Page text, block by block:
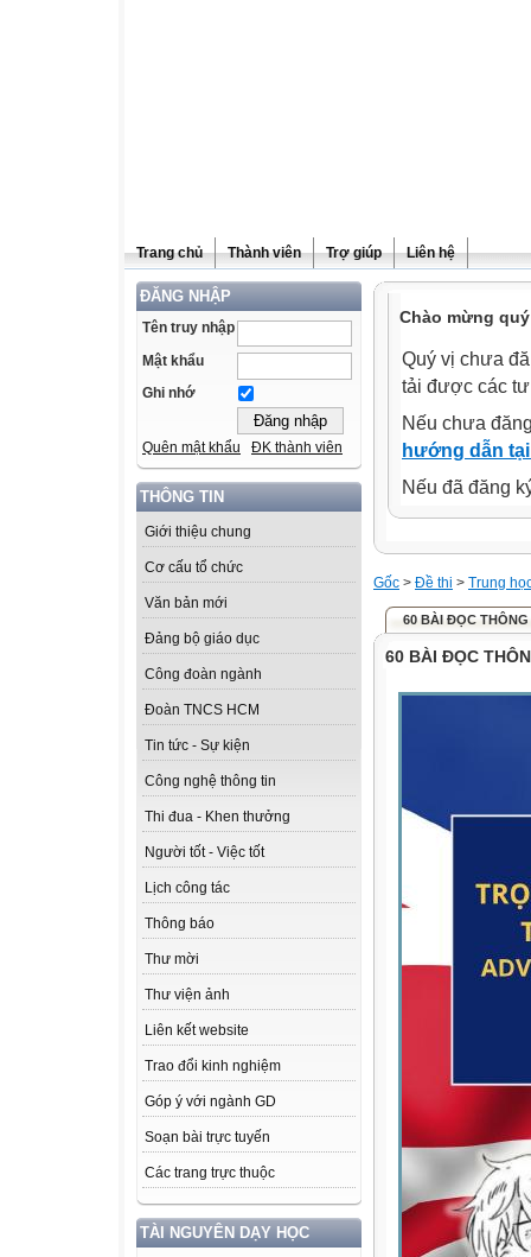
Trang chủ Thành viên Trợ giúp Liên hệ
ĐĂNG NHẬP
Tên truy nhập
Mật khẩu
Ghi nhớ
Quên mật khẩu ĐK thành viên
THÔNG TIN
Giới thiệu chung
Cơ cấu tổ chức
Văn bản mới
Đảng bộ giáo dục
Công đoàn ngành
Đoàn TNCS HCM
Tin tức - Sự kiện
Công nghệ thông tin
Thi đua - Khen thưởng
Người tốt - Việc tốt
Lịch công tác
Thông báo
Thư mời
Thư viện ảnh
Liên kết website
Trao đổi kinh nghiệm
Góp ý với ngành GD
Soạn bài trực tuyến
Các trang trực thuộc
TÀI NGUYÊN DẠY HỌC
Chào mừng
Quý vị chưa
tải được các
Nếu chưa
hướng dẫn
Nếu đã đăng
Gốc > Đề thi > Trung
60 BÀI ĐỌC
60 BÀI ĐỌC